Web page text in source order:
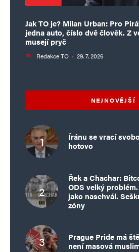
Jak TO je? Milan Urban: Pro
jedna auto, číslo dvě člověk. Z
musejí pryč
Redakce TO · 29. 7. 2026
NEJNOVĚJŠÍ
Íránu se vrací
hotovo
Řek a Chachar:
ODS velký
jako naschvál.
zóny
Prague Pride má
není masová